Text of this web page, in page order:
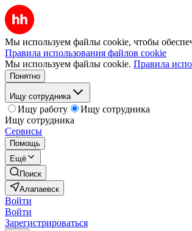
Мы используем файлы cookie, чтобы
Правила использования файлов cookie
Мы используем файлы cookie. Правила
Понятно
Ищу сотрудника
Ищу работу
Ищу сотрудника
Ищу сотрудника
Сервисы
Помощь
Ещё
Поиск
Алапаевск
Войти
Войти
Зарегистрироваться